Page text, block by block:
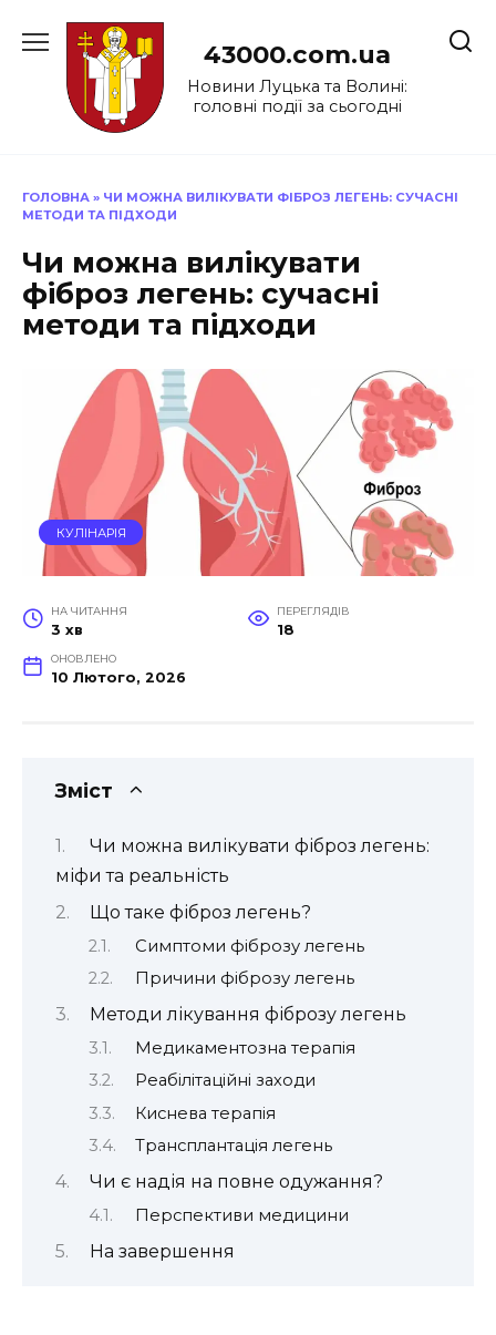
до
43000.com.ua
Новини Луцька та Волині:
головні події за сьогодні
ГОЛОВНА » ЧИ МОЖНА ВИЛІКУВАТИ ФІБРОЗ ЛЕГЕНЬ: СУЧАСНІ
МЕТОДИ ТА ПІДХОДИ
Чи можна вилікувати
фіброз легень: сучасні
методи та підходи
КУЛІНАРІЯ
НА ЧИТАННЯ
3 хв
ПЕРЕГЛЯДІВ
18
ОНОВЛЕНО
10 Лютого, 2026
Зміст
Чи можна вилікувати фіброз легень:
міфи та реальність
Що таке фіброз легень?
Симптоми фіброзу легень
Причини фіброзу легень
Методи лікування фіброзу легень
Медикаментозна терапія
Реабілітаційні заходи
Киснева терапія
Трансплантація легень
Чи є надія на повне одужання?
Перспективи медицини
На завершення